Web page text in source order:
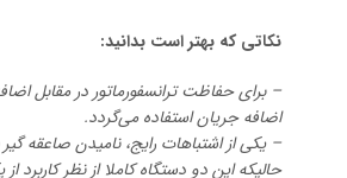
نکاتی که بهتر است بدانید:
– برای حفاظت ترانسفورماتور در مقابل
اضافه جریان استفاده می‌گردد.
– یکی از اشتباهات رایج، نامیدن صاعقه
حالیکه این دو دستگاه کاملا از نظر کاربرد